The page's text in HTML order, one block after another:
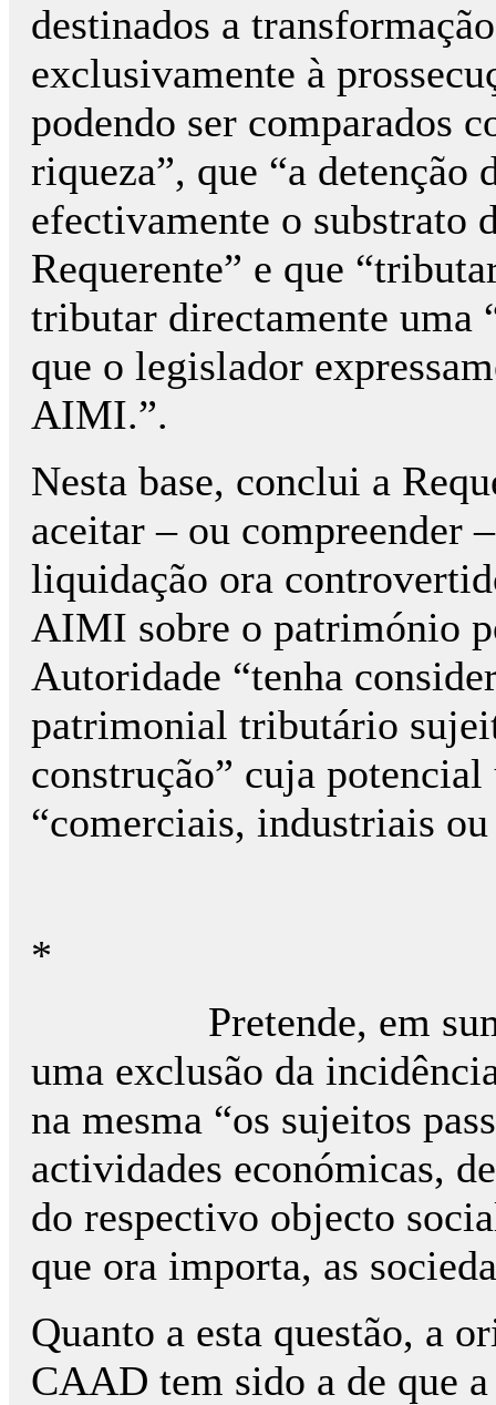
destinados a
exclusivamente à
podendo ser comparados
riqueza”, que “a
efectivamente o substrato
Requerente” e que
tributar directamente uma
que o legislador
AIMI.”.
Nesta base, conclui a
aceitar – ou compreender
liquidação ora
AIMI sobre o património
Autoridade “tenha
patrimonial tributário
construção” cuja
“comerciais, industriais
*
Pretende, em
uma exclusão da
na mesma “os sujeitos
actividades económicas,
do respectivo objecto
que ora importa, as
Quanto a esta questão, a
CAAD tem sido a de que